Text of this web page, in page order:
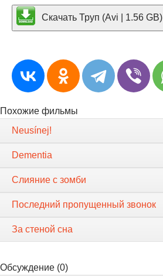
Скачать Труп (Avi | 1.56 GB)
Похожие фильмы
Neusínej!
Dementia
Слияние с зомби
Последний пропущенный звонок
За стеной сна
Обсуждение (0)